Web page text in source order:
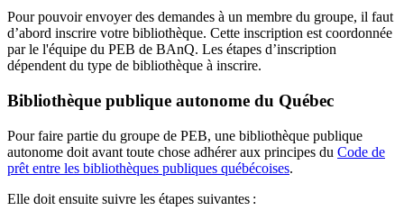
Pour pouvoir envoyer des demandes à un membre du groupe, il faut
d’abord inscrire votre bibliothèque. Cette inscription est coordonnée
par le l'équipe du PEB de BAnQ. Les étapes d’inscription
dépendent du type de bibliothèque à inscrire.
Bibliothèque publique autonome du Québec
Pour faire partie du groupe de PEB, une bibliothèque publique
autonome doit avant toute chose adhérer aux principes du Code de
prêt entre les bibliothèques publiques québécoises.
Elle doit ensuite suivre les étapes suivantes :